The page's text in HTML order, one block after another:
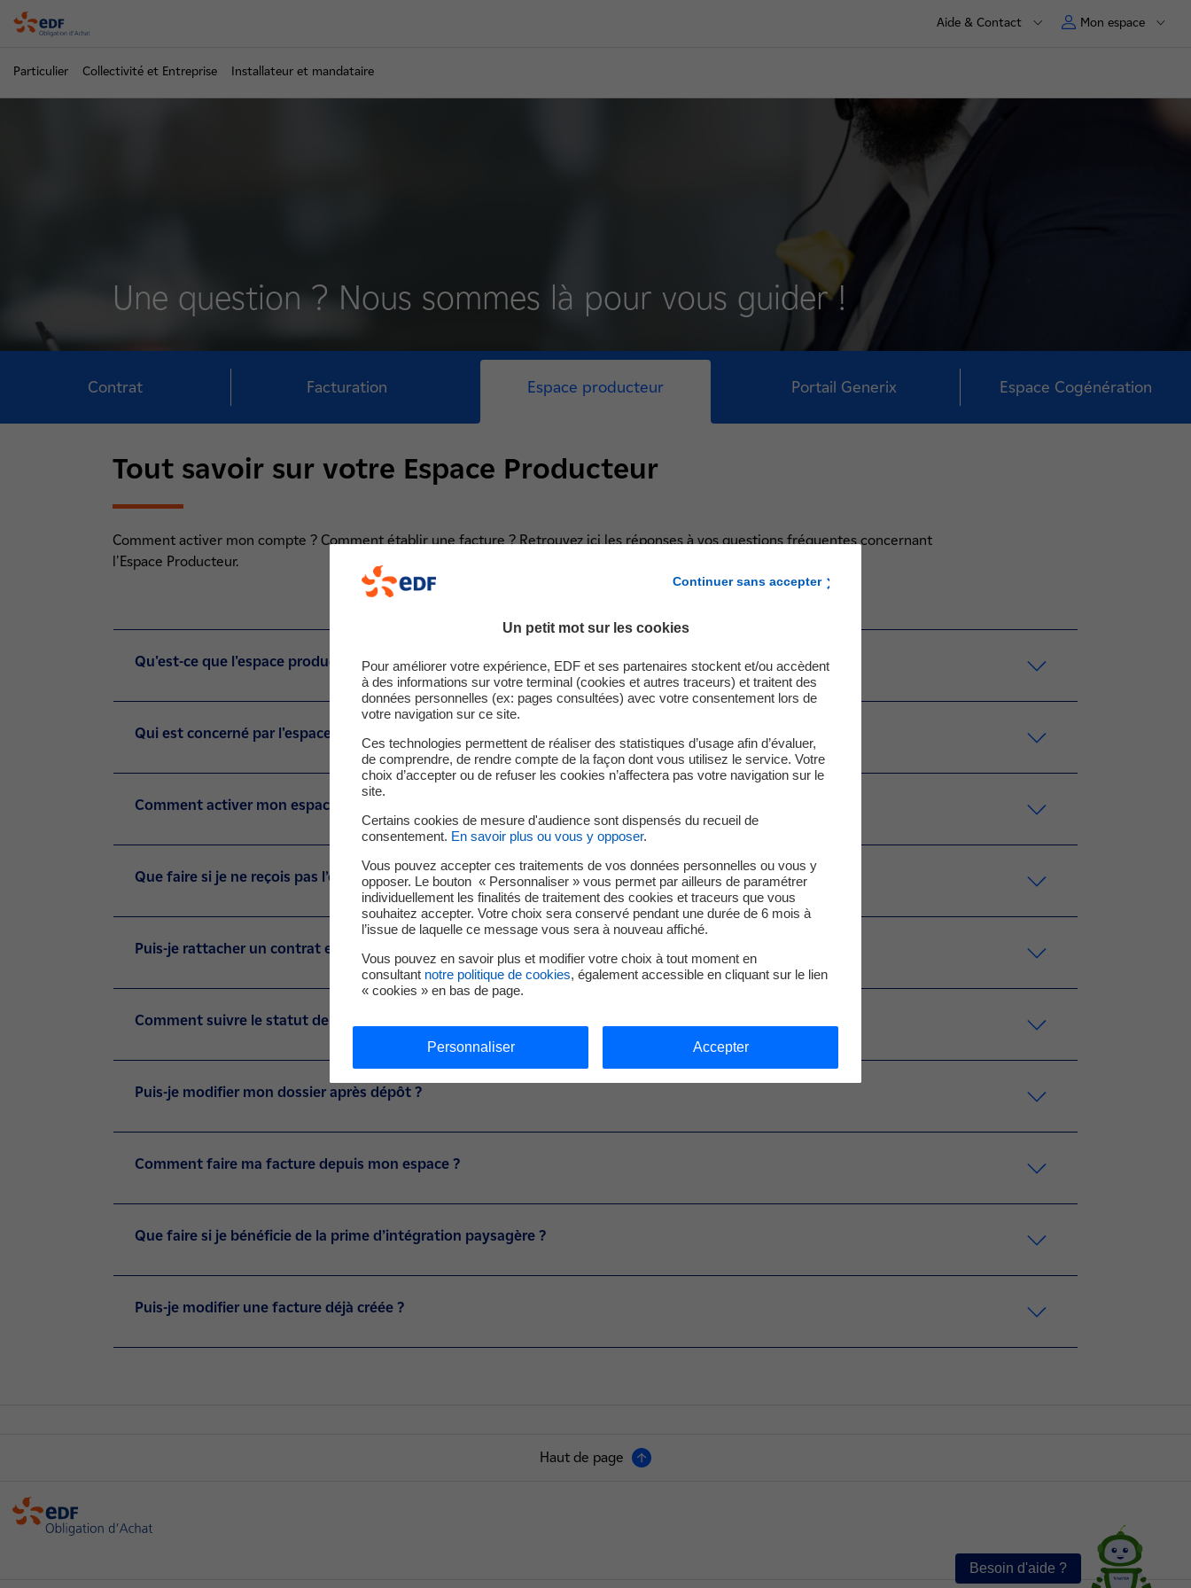
Aide & Contact Mon espace
Particulier Collectivité et Entreprise Installateur et mandataire
Une question ? Nous sommes là pour vous guider !
Contrat Facturation Espace producteur Portail Generix Espace Cogénération
Tout savoir sur votre Espace Producteur
Comment activer mon compte ? Comment établir une facture ? Retrouvez ici les réponses à vos questions fréquentes concernant
l'Espace Producteur.
Qu'est-ce que l'espace producteur et que me permet-il de faire ?
Qui est concerné par l'espace producteur ?
Comment activer mon espace producteur ?
Que faire si je ne reçois pas l’e-mail d’activation ?
Puis-je rattacher un contrat existant à mon espace producteur ?
Comment suivre le statut de mon dossier ?
Puis-je modifier mon dossier après dépôt ?
Comment faire ma facture depuis mon espace ?
Que faire si je bénéficie de la prime d’intégration paysagère ?
Puis-je modifier une facture déjà créée ?
Haut de page
Continuer sans accepter
Un petit mot sur les cookies
Pour améliorer votre expérience, EDF et ses partenaires stockent et/ou accèdent
à des informations sur votre terminal (cookies et autres traceurs) et traitent des
données personnelles (ex: pages consultées) avec votre consentement lors de
votre navigation sur ce site.
Ces technologies permettent de réaliser des statistiques d’usage afin d’évaluer,
de comprendre, de rendre compte de la façon dont vous utilisez le service. Votre
choix d’accepter ou de refuser les cookies n’affectera pas votre navigation sur le
site.
Certains cookies de mesure d'audience sont dispensés du recueil de
consentement. En savoir plus ou vous y opposer.
Vous pouvez accepter ces traitements de vos données personnelles ou vous y
opposer. Le bouton « Personnaliser » vous permet par ailleurs de paramétrer
individuellement les finalités de traitement des cookies et traceurs que vous
souhaitez accepter. Votre choix sera conservé pendant une durée de 6 mois à
l’issue de laquelle ce message vous sera à nouveau affiché.
Vous pouvez en savoir plus et modifier votre choix à tout moment en
consultant notre politique de cookies, également accessible en cliquant sur le lien
« cookies » en bas de page.
Personnaliser Accepter